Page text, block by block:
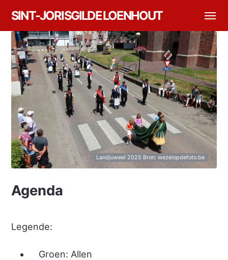
SINT-JORISGILDE LOENHOUT
Landjuweel 2025 Bron: wezelopdefoto.be
Agenda
Legende:
Groen: Allen